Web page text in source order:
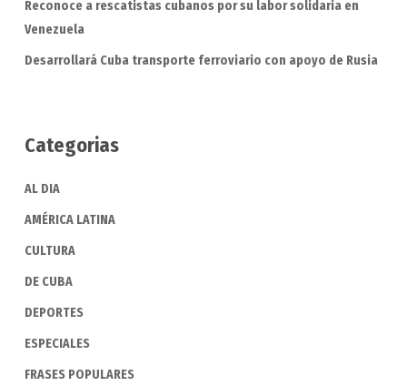
Reconoce a rescatistas cubanos por su labor solidaria en
Venezuela
Desarrollará Cuba transporte ferroviario con apoyo de Rusia
Categorias
AL DIA
AMÉRICA LATINA
CULTURA
DE CUBA
DEPORTES
ESPECIALES
FRASES POPULARES